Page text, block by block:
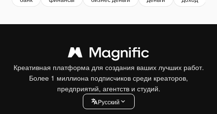
Креативная платформа для создания ваших лучших работ.
Более 1 миллиона подписчиков среди креаторов,
предприятий, агентств и студий.
Pусский